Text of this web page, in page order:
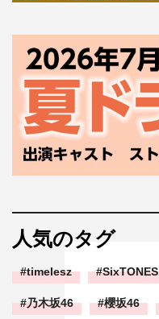
人気のタグ
timelesz SixTONES
乃木坂46 櫻坂46